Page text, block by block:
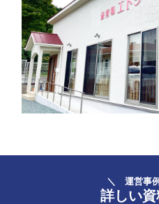
＼ 運営事
詳しい